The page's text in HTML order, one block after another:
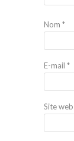
Nom *
E-mail *
Site web